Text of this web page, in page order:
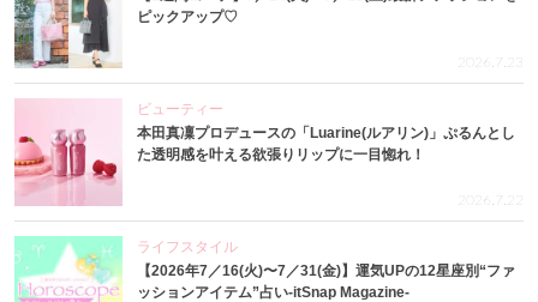
ピックアップ♡
2026.7.23
ビューティー
本田真凜プロデュースの「Luarine(ルアリン)」ぷるんとし
た透明感を叶える欲張りリップに一目惚れ！
2026.7.22
ライフスタイル
【2026年7／16(火)〜7／31(金)】運気UPの12星座別“ファ
ッションアイテム”占い-itSnap Magazine-